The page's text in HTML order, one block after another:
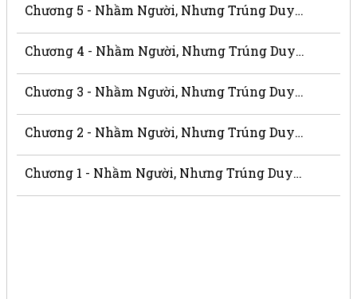
Chương 5 - Nhầm Người, Nhưng Trúng Duyên
Chương 4 - Nhầm Người, Nhưng Trúng Duyên
Chương 3 - Nhầm Người, Nhưng Trúng Duyên
Chương 2 - Nhầm Người, Nhưng Trúng Duyên
Chương 1 - Nhầm Người, Nhưng Trúng Duyên